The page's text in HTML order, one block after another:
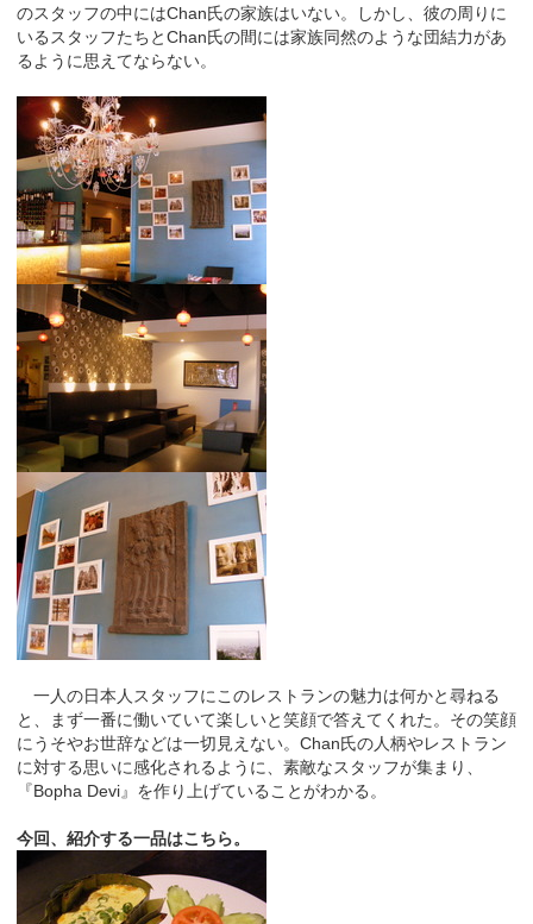
のスタッフの中にはChan氏の家族はいない。しかし、彼の周りに
いるスタッフたちとChan氏の間には家族同然のような団結力があ
るように思えてならない。
一人の日本人スタッフにこのレストランの魅力は何かと尋ねる
と、まず一番に働いていて楽しいと笑顔で答えてくれた。その笑顔
にうそやお世辞などは一切見えない。Chan氏の人柄やレストラン
に対する思いに感化されるように、素敵なスタッフが集まり、
『Bopha Devi』を作り上げていることがわかる。
今回、紹介する一品はこちら。